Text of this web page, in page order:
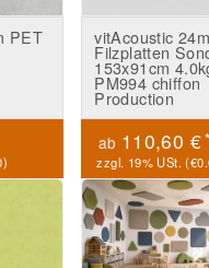
PET
)
vitAcoustic
Filzplatten
153x91cm
PM994 chiffon
Production
ab 110,60 €*
zzgl. 19% USt. (